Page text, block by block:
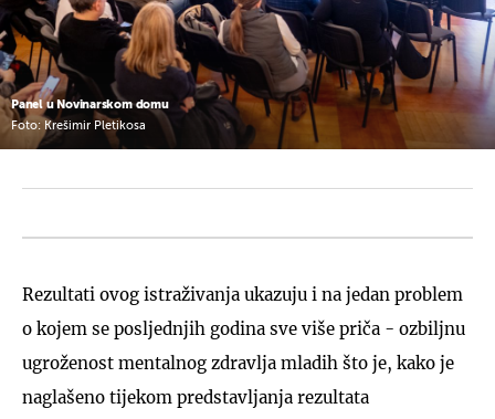
Panel u Novinarskom domu
Foto: Krešimir Pletikosa
Rezultati ovog istraživanja ukazuju i na jedan problem
o kojem se posljednjih godina sve više priča - ozbiljnu
ugroženost mentalnog zdravlja mladih što je, kako je
naglašeno tijekom predstavljanja rezultata